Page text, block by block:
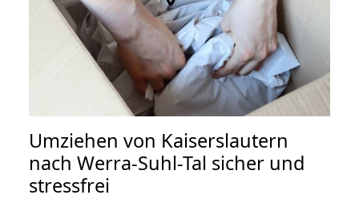
Umziehen von Kaiserslautern
nach Werra-Suhl-Tal sicher und
stressfrei